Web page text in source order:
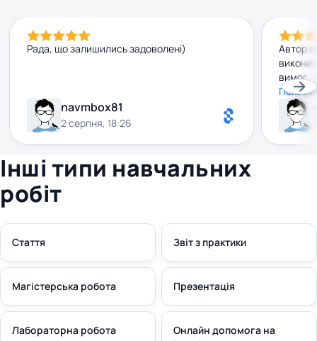
Рада, що залишились задоволені)
navmbox81
2 серпня, 18:26
Автор
вимог.
Інші типи навчальних
робіт
Стаття Звіт з практики
Магістерська робота Презентація
Лабораторна робота
Онлайн допомога на